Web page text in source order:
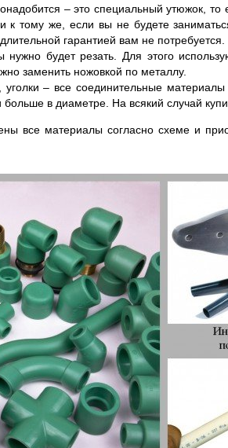
– это специальный утюжок, то
к тому же, если вы не будете
гарантией вам не потребуется.
нужно будет резать. Для этого
заменить ножовкой по металлу.
уголки – все соединительные
в диаметре. На всякий случай
все материалы согласно схеме и